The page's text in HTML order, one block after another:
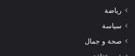
رياضة
سياسة
صحة و جمال